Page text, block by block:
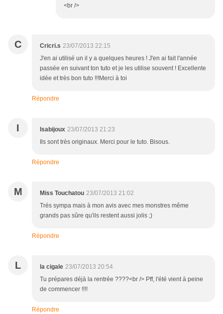
<br />
C Cricri.s 23/07/2013 22:15
J'en ai utilisé un il y a quelques heures ! J'en ai fait l'année
passée en suivant ton tuto et je les utilise souvent ! Excellente
idée et très bon tuto !!!Merci à toi
Répondre
I Isabijoux 23/07/2013 21:23
Ils sont très originaux. Merci pour le tuto. Bisous.
Répondre
M Miss Touchatou 23/07/2013 21:02
Trés sympa mais à mon avis avec mes monstres même
grands pas sûre qu'ils restent aussi jolis ;)
Répondre
L la cigale 23/07/2013 20:54
Tu prépares déjà la rentrée ????<br /> Pff, l'été vient à peine
de commencer !!!!
Répondre